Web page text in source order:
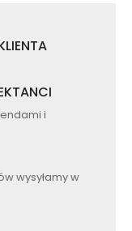
i
wysyłamy w